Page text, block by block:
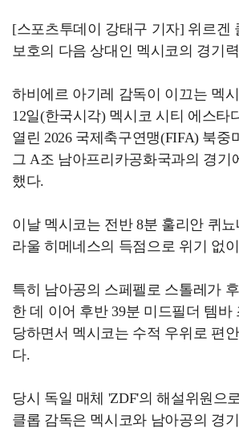
[스포츠투데이 강태구 기자] 위르겐
보호의 다음 상대인 멕시코의 경기
하비에르 아기레 감독이 이끄는 멕
12일(한국시각) 멕시코 시티 에스타
열린 2026 국제축구연맹(FIFA) 북중
그 A조 남아프리카공화국과의 경기
했다.
이날 멕시코는 전반 8분 훌리안 퀴
라울 히메네스의 득점으로 위기 없
특히 남아공의 스페펠로 스톨레가
한 데 이어 후반 39분 미드필더 템바
당하면서 멕시코는 수적 우위로 편
다.
당시 독일 매체 'ZDF'의 해설위원으
클롭 감독은 멕시코와 남아공의 경